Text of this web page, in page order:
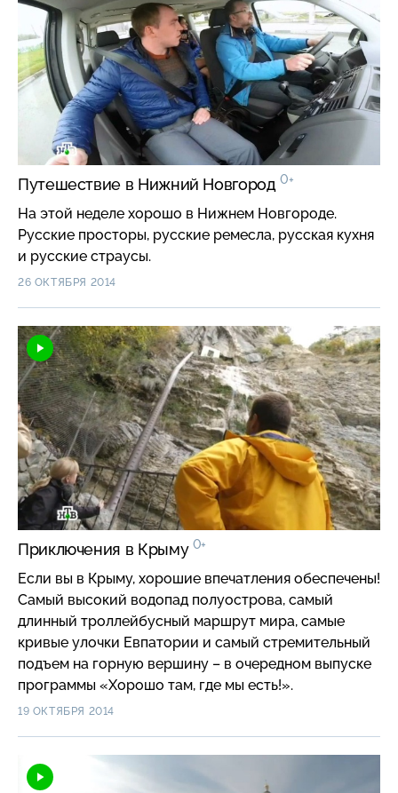
Путешествие в Нижний Новгород0+
На этой неделе хорошо в Нижнем Новгороде.
Русские просторы, русские ремесла, русская кухня
и русские страусы.
26 ОКТЯБРЯ 2014
Приключения в Крыму 0+
Если вы в Крыму, хорошие впечатления обеспечены!
Самый высокий водопад полуострова, самый
длинный троллейбусный маршрут мира, самые
кривые улочки Евпатории и самый стремительный
подъем на горную вершину – в очередном выпуске
программы «Хорошо там, где мы есть!».
19 ОКТЯБРЯ 2014